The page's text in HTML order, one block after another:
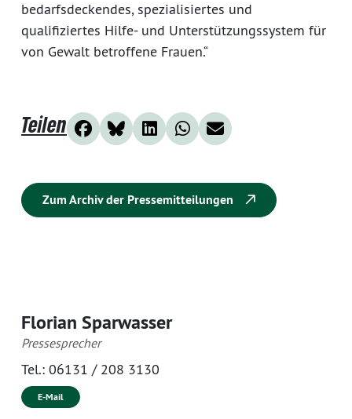
bedarfsdeckendes, spezialisiertes und
qualifiziertes Hilfe- und Unterstützungssystem für
von Gewalt betroffene Frauen.“
Teilen
Zum Archiv der Pressemitteilungen
Florian Sparwasser
Pressesprecher
Tel.: 06131 / 208 3130
E-Mail